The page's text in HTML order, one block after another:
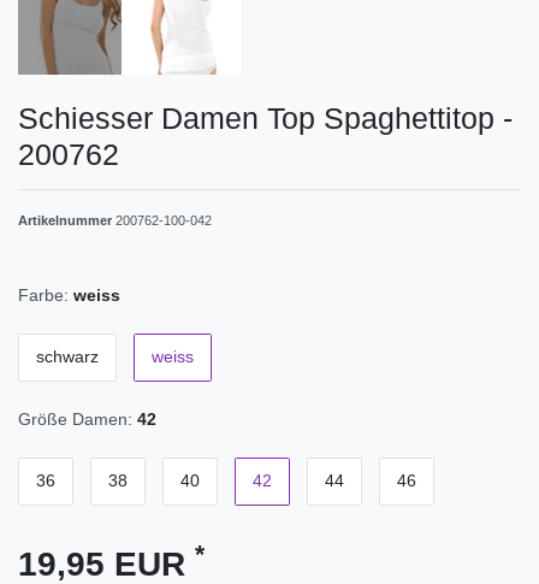
Schiesser Damen Top Spaghettitop -
200762
Artikelnummer 200762-100-042
Farbe: weiss
schwarz weiss
Größe Damen: 42
36 38 40 42 44 46
19,95 EUR *